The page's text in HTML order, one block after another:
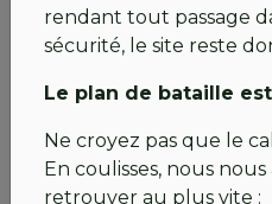
rendant tout passage
sécurité, le site reste
Le plan de bataille
Ne croyez pas que le
En coulisses, nous
retrouver au plus vite :
sécurité, l’ouvrage est
pour les piétons comme
Un projet de réfection est
d'un gué temporaire est
mené en étroite